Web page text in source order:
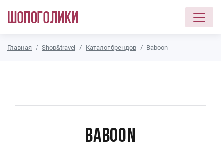
Главная Shop&travel Каталог брендов Baboon
Baboon